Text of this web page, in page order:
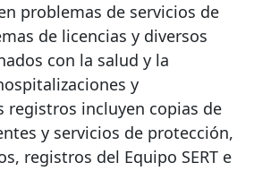
problemas de servicios de
de licencias y diversos
con la salud y la
y
registros incluyen copias de
y servicios de protección,
registros del Equipo SERT e